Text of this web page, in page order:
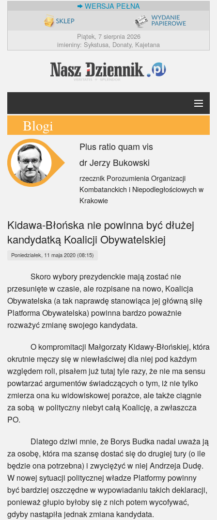
WERSJA PEŁNA
Piątek, 7 sierpnia 2026
imieniny: Sykstusa, Donaty, Kajetana
Krótko
Polska
Świat
Myśl
Wiara
BlogAiD
Zaproszenia
Blogi
Plus ratio quam vis
dr Jerzy Bukowski
rzecznik Porozumienia Organizacji
Kombatanckich i Niepodległościowych w
Krakowie
Kidawa-Błońska nie powinna być dłużej
kandydatką Koalicji Obywatelskiej
Poniedziałek, 11 maja 2020 (08:15)
Skoro wybory prezydenckie mają zostać nie
przesunięte w czasie, ale rozpisane na nowo, Koalicja
Obywatelska (a tak naprawdę stanowiąca jej główną siłę
Platforma Obywatelska) powinna bardzo poważnie
rozważyć zmianę swojego kandydata.
O kompromitacji Małgorzaty Kidawy-Błońskiej, która
okrutnie męczy się w niewłaściwej dla niej pod każdym
względem roli, pisałem już tutaj tyle razy, że nie ma sensu
powtarzać argumentów świadczących o tym, iż nie tylko
zmierza ona ku widowiskowej porażce, ale także ciągnie
za sobą w polityczny niebyt całą Koalicję, a zwłaszcza
PO.
Dlatego dziwi mnie, że Borys Budka nadal uważa ją
za osobę, która ma szansę dostać się do drugiej tury (o ile
będzie ona potrzebna) i zwyciężyć w niej Andrzeja Dudę.
W nowej sytuacji politycznej władze Platformy powinny
być bardziej oszczędne w wypowiadaniu takich deklaracji,
ponieważ głupio byłoby się z nich potem wycofywać,
gdyby nastąpiła jednak zmiana kandydata.